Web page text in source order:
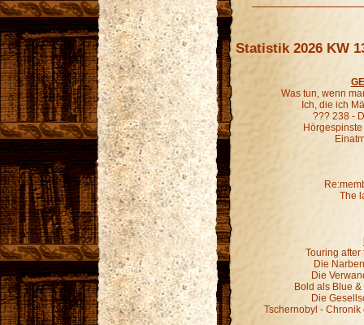
Statistik 2026 KW
Was tun, wenn
Ich, die ich
??? 238 -
The
Touring after
Die
Die
Bold als Blue
Die
Tschernobyl -